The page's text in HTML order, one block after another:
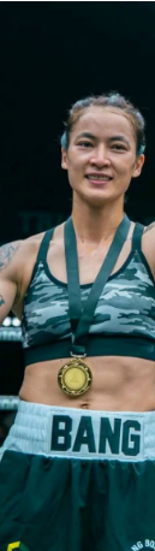
sẽ được trao
trong năm 2025,
ấn tượng nhất
1 thua (6 KO) của
Serrano bằng
ba — và có thể là
vào tháng 7.
tiếp hai trận thắng
2022 và 2024.
khi Taylor hoàn
tin sắp được